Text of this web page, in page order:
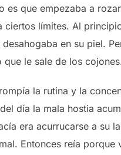
es que empezaba a
límites. Al
en su piel.
le sale de los
la rutina y la
día la mala hostia
era acurrucarse a su
Entonces reía